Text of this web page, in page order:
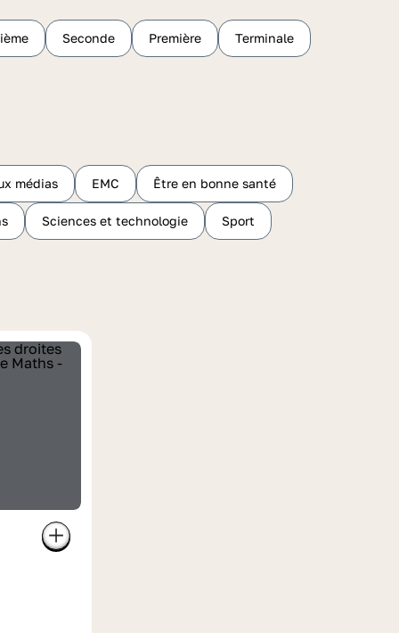
Seconde Première Terminale
médias EMC Être en bonne santé
Sciences et technologie Sport